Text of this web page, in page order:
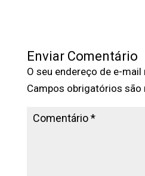
Enviar Comentário
O seu endereço de e-mail
Campos obrigatórios